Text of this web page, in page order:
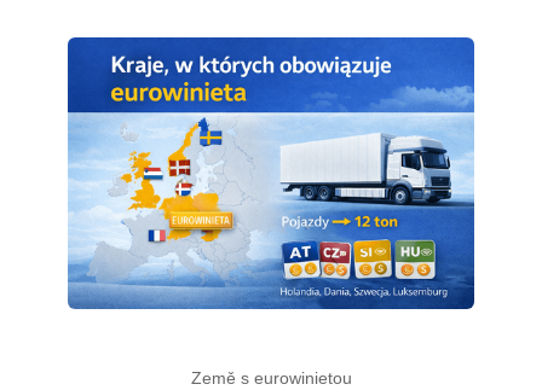
Země s eurowinietou